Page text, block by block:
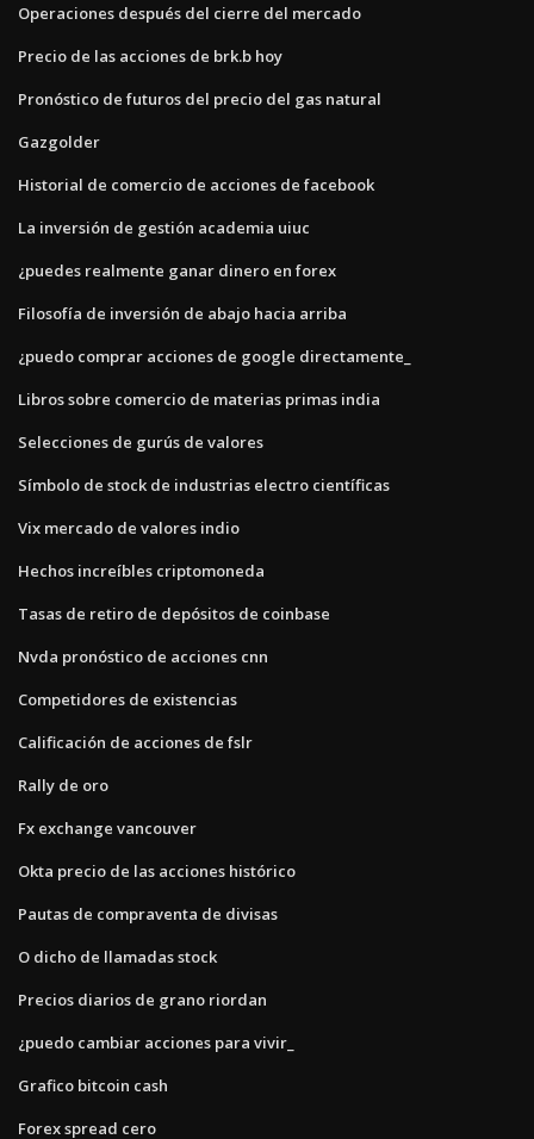
Operaciones después del cierre del mercado
Precio de las acciones de brk.b hoy
Pronóstico de futuros del precio del gas natural
Gazgolder
Historial de comercio de acciones de facebook
La inversión de gestión academia uiuc
¿puedes realmente ganar dinero en forex
Filosofía de inversión de abajo hacia arriba
¿puedo comprar acciones de google directamente_
Libros sobre comercio de materias primas india
Selecciones de gurús de valores
Símbolo de stock de industrias electro científicas
Vix mercado de valores indio
Hechos increíbles criptomoneda
Tasas de retiro de depósitos de coinbase
Nvda pronóstico de acciones cnn
Competidores de existencias
Calificación de acciones de fslr
Rally de oro
Fx exchange vancouver
Okta precio de las acciones histórico
Pautas de compraventa de divisas
O dicho de llamadas stock
Precios diarios de grano riordan
¿puedo cambiar acciones para vivir_
Grafico bitcoin cash
Forex spread cero